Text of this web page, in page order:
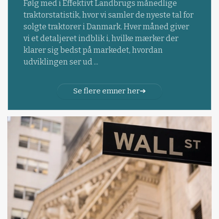
Følg med i Effektivt Landbrugs månedlige
traktorstatistik, hvor vi samler de nyeste tal for
solgte traktorer i Danmark. Hver måned giver
vi et detaljeret indblik i, hvilke mærker der
klarer sig bedst på markedet, hvordan
udviklingen ser ud ...
Se flere emner her